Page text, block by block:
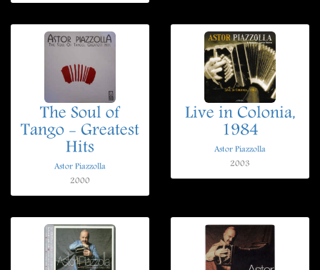
The Soul of
Tango - Greatest
Hits
Astor Piazzolla
2000
Live in Colonia,
1984
Astor Piazzolla
2003